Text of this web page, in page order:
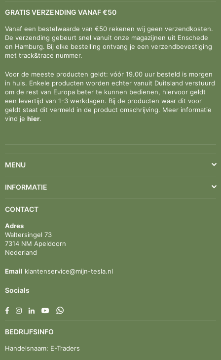
GRATIS VERZENDING VANAF €50
Vanaf een bestelwaarde van €50 rekenen wij geen verzendkosten.
De verzending gebeurt snel vanuit onze magazijnen uit Enschede
en Hamburg. Bij elke bestelling ontvang je een verzendbevestiging
met track&trace nummer.
Voor de meeste producten geldt: vóór 19.00 uur besteld is morgen
in huis. Enkele producten worden echter vanuit Duitsland verstuurd
om de rest van Europa beter te kunnen bedienen, hiervoor geldt
een levertijd van 1-3 werkdagen. Bij de producten waar dit voor
geldt staat dit vermeld in de product omschrijving. Meer informatie
vind je hier.
MENU
INFORMATIE
CONTACT
Adres
Waltersingel 73
7314 NM Apeldoorn
Nederland
Email klantenservice@mijn-tesla.nl
Socials
FacebookInstagram
LinkedinYouTubeWhatsapp
BEDRIJFSINFO
Handelsnaam: E-Traders